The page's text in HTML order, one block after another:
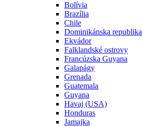
Bolívia
Brazília
Chile
Dominikánska republika
Ekvádor
Falklandské ostrovy
Francúzska Guyana
Galapágy
Grenada
Guatemala
Guyana
Havaj (USA)
Honduras
Jamajka